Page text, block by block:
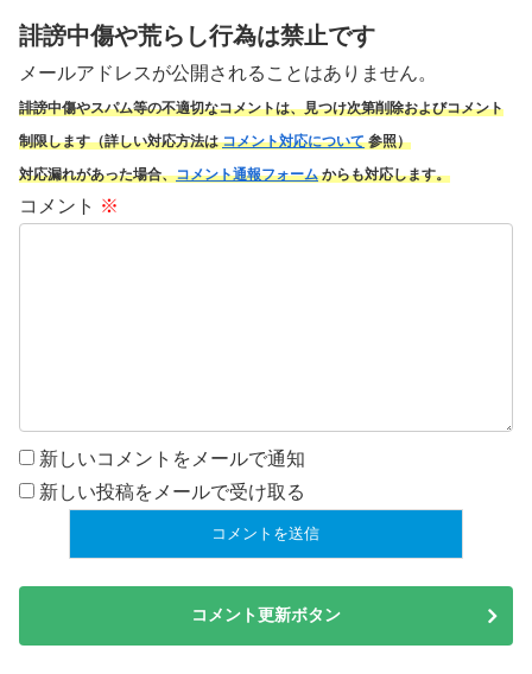
誹謗中傷や荒らし行為は禁止です
メールアドレスが公開されることはありません。
誹謗中傷やスパム等の不適切なコメントは、見つけ次第削除およびコメント
制限します（詳しい対応方法はコメント対応について参照）
対応漏れがあった場合、コメント通報フォームからも対応します。
コメント ※
新しいコメントをメールで通知
新しい投稿をメールで受け取る
コメント更新ボタン